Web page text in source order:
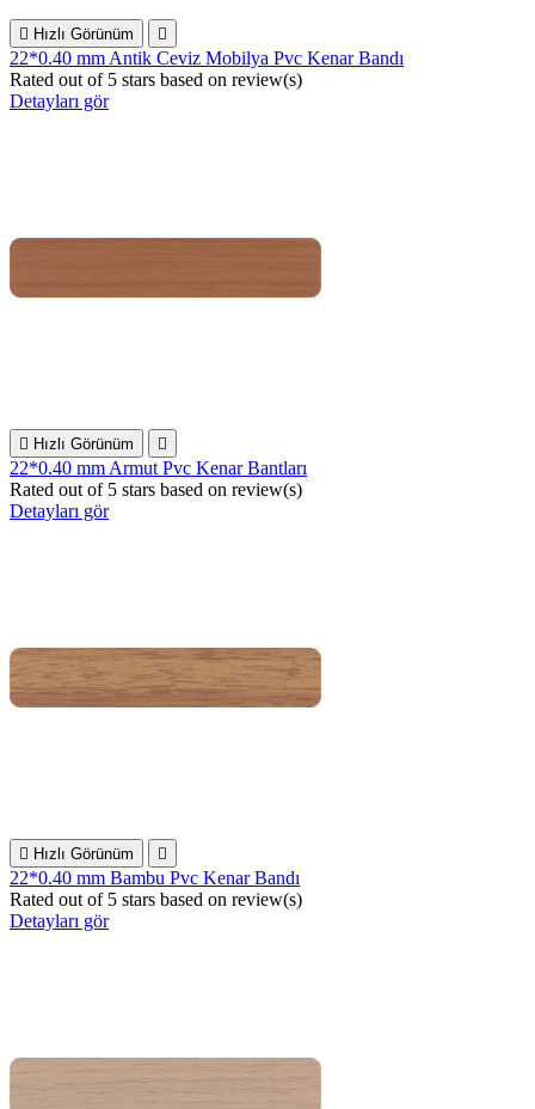
 Hızlı Görünüm 
22*0.40 mm Antik Ceviz Mobilya Pvc Kenar Bandı
Rated out of 5 stars based on review(s)
Detayları gör
 Hızlı Görünüm 
22*0.40 mm Armut Pvc Kenar Bantları
Rated out of 5 stars based on review(s)
Detayları gör
 Hızlı Görünüm 
22*0.40 mm Bambu Pvc Kenar Bandı
Rated out of 5 stars based on review(s)
Detayları gör